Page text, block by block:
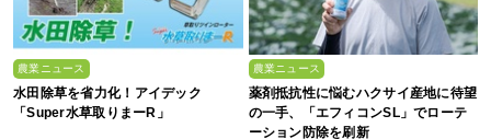
農業ニュース
水田除草を省力化！アイデック
「Super水草取りまーR」
農業ニュース
薬剤抵抗性に悩むハクサイ産地に待望
の一手、「エフィコンSL」でローテ
ーション防除を刷新